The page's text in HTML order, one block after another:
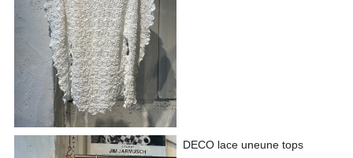
DECO lace uneune tops